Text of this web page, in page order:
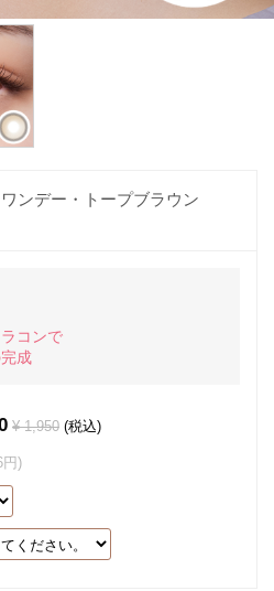
ンデー・トープブラウン
コンで
成
¥ 1,950 (税込)
円)